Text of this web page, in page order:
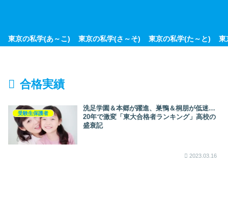
東京の私学(あ～こ) 東京の私学(さ～そ) 東京の私学(た～と) 東
合格実績
受験生保護者
洗足学園＆本郷が躍進、巣鴨＆桐朋が低迷…
20年で激変「東大合格者ランキング」高校の
盛衰記
2023.03.16